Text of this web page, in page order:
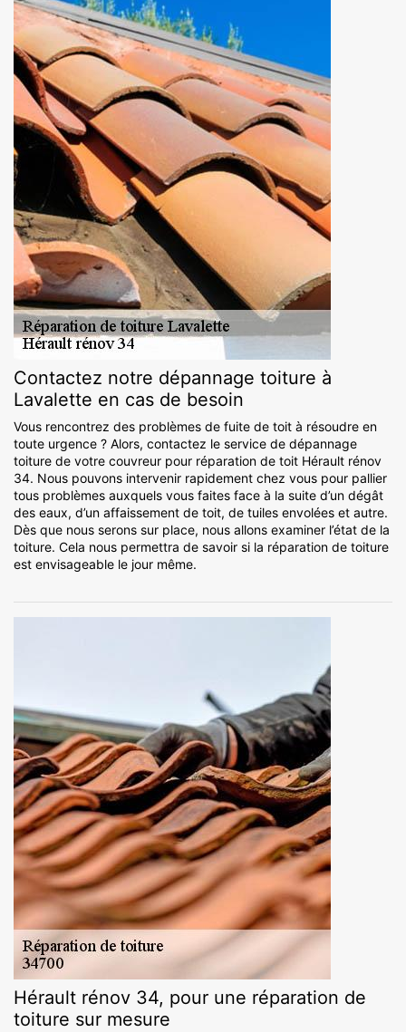
Contactez notre dépannage toiture à
Lavalette en cas de besoin
Vous rencontrez des problèmes de fuite de toit à résoudre en
toute urgence ? Alors, contactez le service de dépannage
toiture de votre couvreur pour réparation de toit Hérault rénov
34. Nous pouvons intervenir rapidement chez vous pour pallier
tous problèmes auxquels vous faites face à la suite d’un dégât
des eaux, d’un affaissement de toit, de tuiles envolées et autre.
Dès que nous serons sur place, nous allons examiner l’état de la
toiture. Cela nous permettra de savoir si la réparation de toiture
est envisageable le jour même.
Hérault rénov 34, pour une réparation de
toiture sur mesure